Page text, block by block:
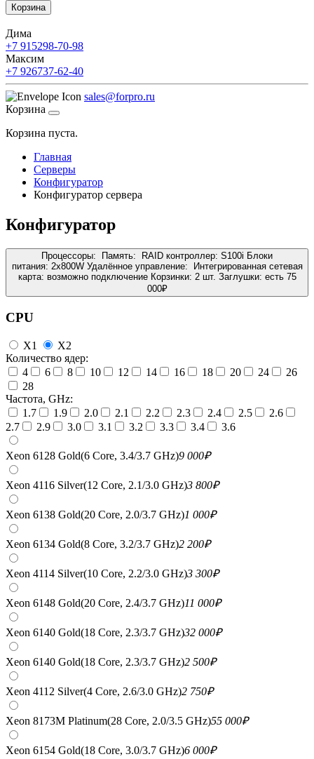
Корзина
Дима
+7 915298-70-98
Максим
+7 926737-62-40
sales@forpro.ru
Корзина
Корзина пуста.
Главная
Серверы
Конфигуратор
Конфигуратор сервера
Конфигуратор
Процессоры: Память: RAID контроллер: S100i Блоки
питания: 2x800W Удалённое управление:
Интегрированная сетевая
карта: возможно подключение Корзинки: 2 шт. Заглушки: есть 75
000₽
CPU
X1
X2
Количество ядер:
4
6 8 10 12 14 16 18 20 24
26
28
Частота, GHz:
1.7
1.9 2.0 2.1 2.2 2.3 2.4 2.5
2.6
2.7
2.9 3.0 3.1 3.2 3.3 3.4 3.6
Xeon 6128 Gold(6 Core, 3.4/3.7 GHz)9 000₽
Xeon 4116 Silver(12 Core, 2.1/3.0 GHz)3 800₽
Xeon 6138 Gold(20 Core, 2.0/3.7 GHz)1 000₽
Xeon 6134 Gold(8 Core, 3.2/3.7 GHz)2 200₽
Xeon 4114 Silver(10 Core, 2.2/3.0 GHz)3 300₽
Xeon 6148 Gold(20 Core, 2.4/3.7 GHz)11 000₽
Xeon 6140 Gold(18 Core, 2.3/3.7 GHz)32 000₽
Xeon 6140 Gold(18 Core, 2.3/3.7 GHz)2 500₽
Xeon 4112 Silver(4 Core, 2.6/3.0 GHz)2 750₽
Xeon 8173M Platinum(28 Core, 2.0/3.5 GHz)55 000₽
Xeon 6154 Gold(18 Core, 3.0/3.7 GHz)6 000₽